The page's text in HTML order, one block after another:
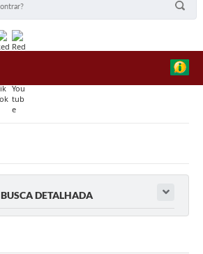
BUSCA DETALHADA